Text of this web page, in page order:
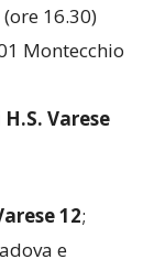
16.30)
Montecchio
Varese
12;
e